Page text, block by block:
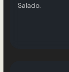
Salado.